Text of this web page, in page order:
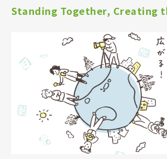
Standing Together, Creating